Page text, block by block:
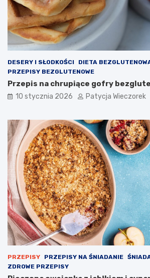
DESERY I SŁODKOŚCI DIETA
PRZEPISY BEZGLUTENOWE
Przepis na chrupiące gofry
10 stycznia 2026 Patycja Wieczorek
PRZEPISY PRZEPISY NA ŚNIADANIE
ZDROWE PRZEPISY